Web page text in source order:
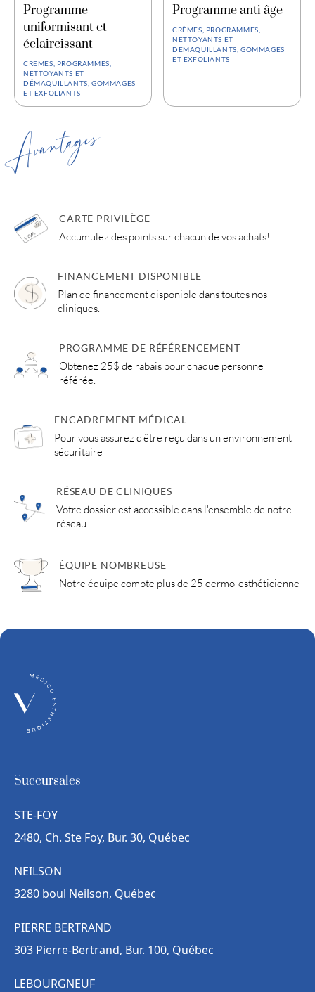
Programme
uniformisant et
éclaircissant
CRÈMES, PROGRAMMES,
NETTOYANTS ET
DÉMAQUILLANTS, GOMMAGES
ET EXFOLIANTS
Programme anti âge
CRÈMES, PROGRAMMES,
NETTOYANTS ET
DÉMAQUILLANTS, GOMMAGES
ET EXFOLIANTS
CARTE PRIVILÈGE
Accumulez des points sur chacun de vos achats!
FINANCEMENT DISPONIBLE
Plan de financement disponible dans toutes nos
cliniques.
PROGRAMME DE RÉFÉRENCEMENT
Obtenez 25$ de rabais pour chaque personne
référée.
ENCADREMENT MÉDICAL
Pour vous assurez d'être reçu dans un environnement
sécuritaire
RÉSEAU DE CLINIQUES
Votre dossier est accessible dans l'ensemble de notre
réseau
ÉQUIPE NOMBREUSE
Notre équipe compte plus de 25 dermo-esthéticienne
Succursales
STE-FOY
2480, Ch. Ste Foy, Bur. 30, Québec
NEILSON
3280 boul Neilson, Québec
PIERRE BERTRAND
303 Pierre-Bertrand, Bur. 100, Québec
LEBOURGNEUF